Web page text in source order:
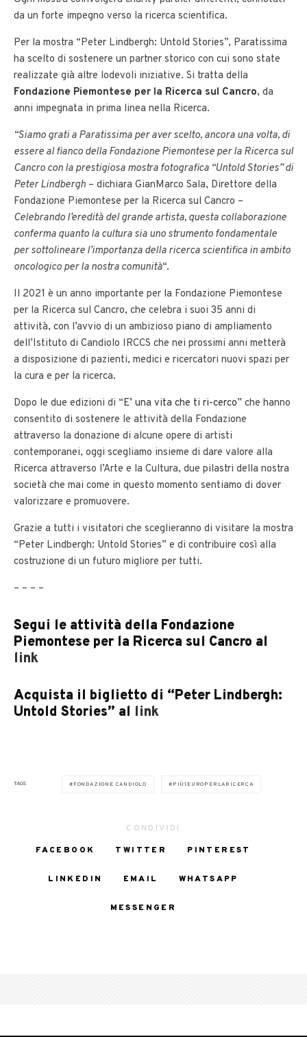
da un forte impegno verso la ricerca scientifica.
Per la mostra “Peter Lindbergh: Untold Stories”, Paratissima
ha scelto di sostenere un partner storico con cui sono state
realizzate già altre lodevoli iniziative. Si tratta della
Fondazione Piemontese per la Ricerca sul Cancro, da
anni impegnata in prima linea nella Ricerca.
“Siamo grati a Paratissima per aver scelto, ancora una volta, di
essere al fianco della Fondazione Piemontese per la Ricerca sul
Cancro con la prestigiosa mostra fotografica “Untold Stories” di
Peter Lindbergh – dichiara GianMarco Sala, Direttore della
Fondazione Piemontese per la Ricerca sul Cancro –
Celebrando l’eredità del grande artista, questa collaborazione
conferma quanto la cultura sia uno strumento fondamentale
per sottolineare l’importanza della ricerca scientifica in ambito
oncologico per la nostra comunità“.
Il 2021 è un anno importante per la Fondazione Piemontese
per la Ricerca sul Cancro, che celebra i suoi 35 anni di
attività, con l’avvio di un ambizioso piano di ampliamento
dell’Istituto di Candiolo IRCCS che nei prossimi anni metterà
a disposizione di pazienti, medici e ricercatori nuovi spazi per
la cura e per la ricerca.
Dopo le due edizioni di “E’ una vita che ti ri-cerco” che hanno
consentito di sostenere le attività della Fondazione
attraverso la donazione di alcune opere di artisti
contemporanei, oggi scegliamo insieme di dare valore alla
Ricerca attraverso l’Arte e la Cultura, due pilastri della nostra
società che mai come in questo momento sentiamo di dover
valorizzare e promuovere.
Grazie a tutti i visitatori che sceglieranno di visitare la mostra
“Peter Lindbergh: Untold Stories” e di contribuire così alla
costruzione di un futuro migliore per tutti.
– – – –
Segui le attività della Fondazione
Piemontese per la Ricerca sul Cancro al
link
Acquista il biglietto di “Peter Lindbergh:
Untold Stories” al link
TAGS FONDAZIONE CANDIOLO PIÙ1EUROPERLARICERCA
CONDIVIDI
FACEBOOK
TWITTER PINTEREST
LINKEDIN EMAIL WHATSAPP
MESSENGER